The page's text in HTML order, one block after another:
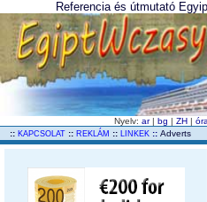
Referencia és útmutató
Nyelv:ar |bg |ZH |óra
:: KAPCSOLAT :: REKLÁM :: LINKEK :: Adverts